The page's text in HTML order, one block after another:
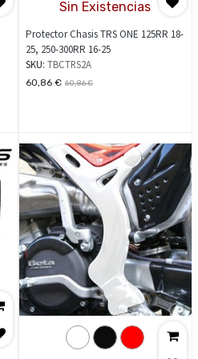
Sin Existencias
Protector Chasis TRS ONE 125RR 18-
25, 250-300RR 16-25
SKU: TBCTRS2A
60,86 € 60,86€